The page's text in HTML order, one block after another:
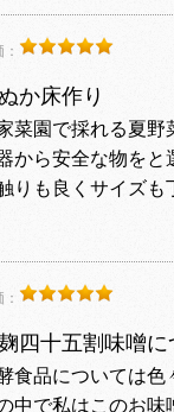
か床作り
菜園で採れる夏野
から安全な物をと
りも良くサイズも
四十五割味噌に
食品については色
中で私はこのお味